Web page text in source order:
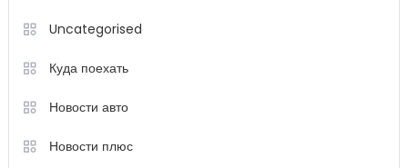
Uncategorised
Куда поехать
Новости авто
Новости плюс